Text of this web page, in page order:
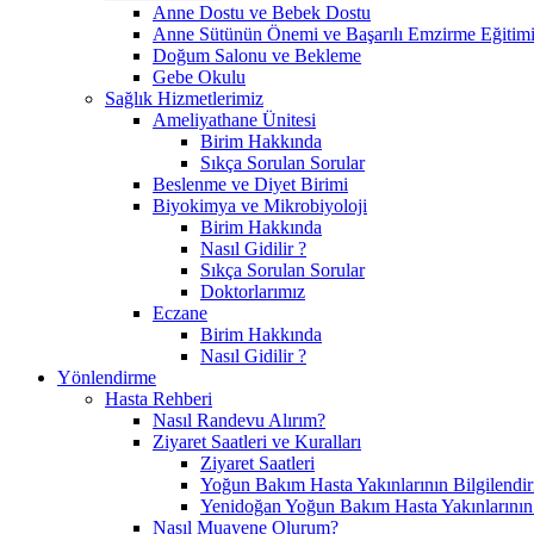
Anne Dostu ve Bebek Dostu
Anne Sütünün Önemi ve Başarılı Emzirme Eğitimi
Doğum Salonu ve Bekleme
Gebe Okulu
Sağlık Hizmetlerimiz
Ameliyathane Ünitesi
Birim Hakkında
Sıkça Sorulan Sorular
Beslenme ve Diyet Birimi
Biyokimya ve Mikrobiyoloji
Birim Hakkında
Nasıl Gidilir ?
Sıkça Sorulan Sorular
Doktorlarımız
Eczane
Birim Hakkında
Nasıl Gidilir ?
Yönlendirme
Hasta Rehberi
Nasıl Randevu Alırım?
Ziyaret Saatleri ve Kuralları
Ziyaret Saatleri
Yoğun Bakım Hasta Yakınlarının
Yenidoğan Yoğun Bakım Hasta
Nasıl Muayene Olurum?